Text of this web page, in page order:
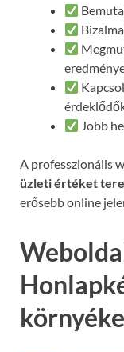
Jobb
A professzionális
üzleti értéket
erősebb online
környéke